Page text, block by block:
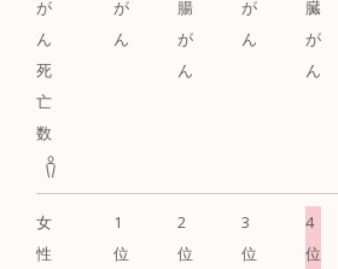
が
ん
死
亡
数
が
ん
腸
が
ん
が
ん
臓
が
ん
女
性
1
位
2
位
3
位
4
位